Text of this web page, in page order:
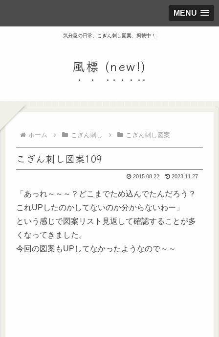
MENU
気分屋の日常。こぎん刺し図案、掲載中！
風標 (new!)
ホーム こぎん刺し こぎん刺し図案
こぎん刺し図案109
2015.08.22 2023.11.27
「あっれ～～～？どこまでため込んでたんだろう？
これUPしたのかしてないのか分からないわー」
という感じで図案リスト見返して確認することが多
くなってきました。
今回の図案もUPしてなかったようなので～～